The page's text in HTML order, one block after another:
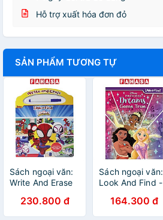
Hỗ trợ xuất hóa đơn đỏ
SẢN PHẨM TƯƠNG TỰ
Sách ngoại văn:
Write And Erase
Marvel Spidey
And His Amazing
230.800 đ
Sách ngoại văn:
Look And Find -
Princess Dreams
Come True
164.300 đ